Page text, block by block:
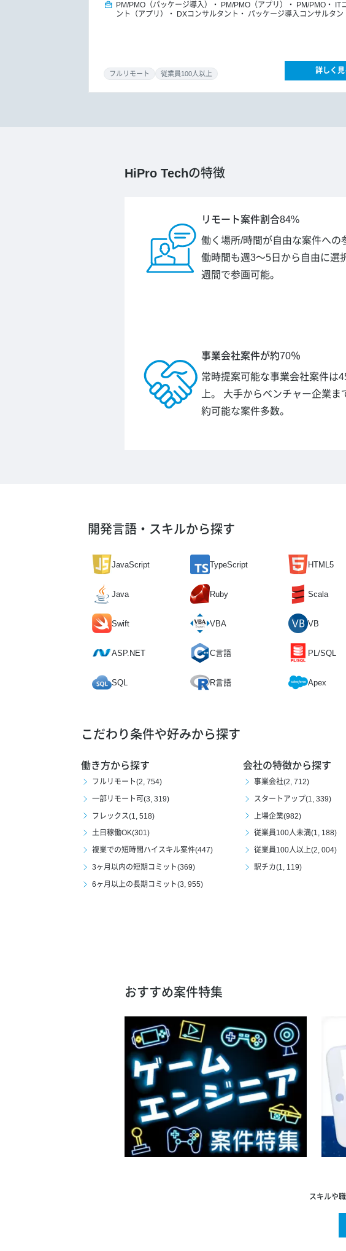
PM/PMO（パッケージ導入）
PM/PMO（アプリ） PM/PMO
IT
ント（アプリ）
DXコンサルタント パッケージ導入コンサルタン
フルリモート 従業員100人以上 詳しく見
HiPro Techの特徴
リモート案件割合84%
働く場所/時間が自由な案件への
働時間も週3～5日から自由に選
週間で参画可能。
事業会社案件が約70％
常時提案可能な事業会社案件は
上。 大手からベンチャー企業ま
約可能な案件多数。
開発言語・スキルから探す
JavaScript TypeScript HTML5
Java Ruby Scala
Swift VBA VB
ASP.NET C言語 PL/SQL
SQL R言語 Apex
こだわり条件や好みから探す
働き方から探す
フルリモート(2, 754)
一部リモート可(3, 319)
フレックス(1, 518)
土日稼働OK(301)
複業での短時間ハイスキル案件(447)
3ヶ月以内の短期コミット(369)
6ヶ月以上の長期コミット(3, 955)
会社の特徴から探す
事業会社(2, 712)
スタートアップ(1, 339)
上場企業(982)
従業員100人未満(1, 188)
従業員100人以上(2, 004)
駅チカ(1, 119)
おすすめ案件特集
スキルや